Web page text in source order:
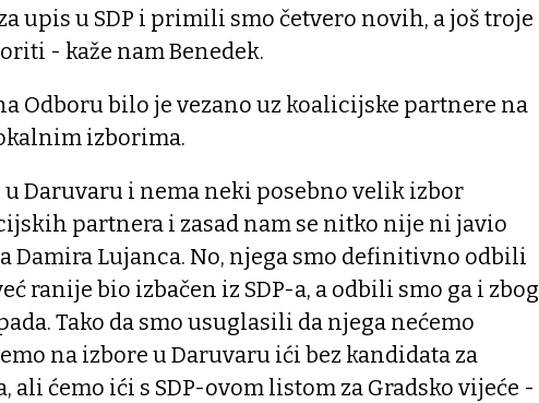
upis u SDP i primili smo četvero novih, a još troje
- kaže nam Benedek.
Odboru bilo je vezano uz koalicijske partnere na
izborima.
u Daruvaru i nema neki posebno velik izbor
partnera i zasad nam se nitko nije ni javio
Damira Lujanca. No, njega smo definitivno odbili
ranije bio izbačen iz SDP-a, a odbili smo ga i zbog
Tako da smo usuglasili da njega nećemo
na izbore u Daruvaru ići bez kandidata za
ali ćemo ići s SDP-ovom listom za Gradsko vijeće -